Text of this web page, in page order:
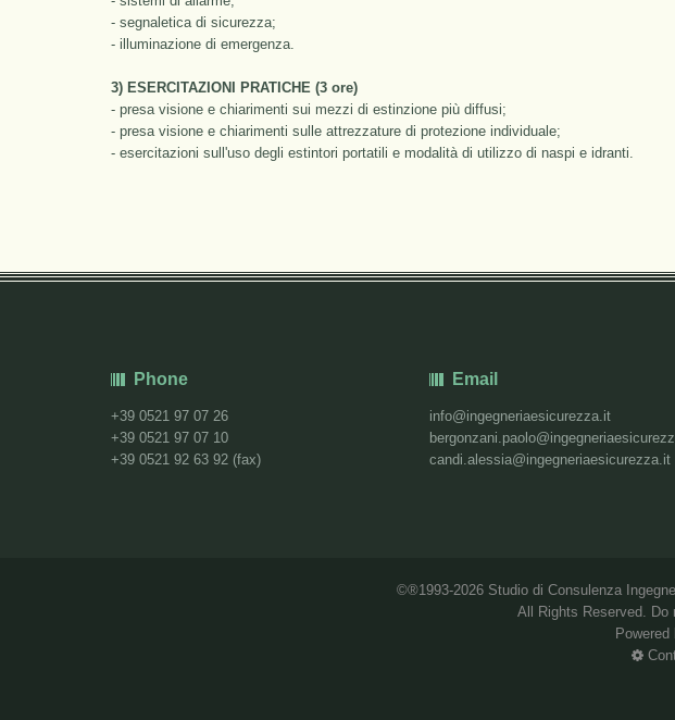
- segnaletica di sicurezza;
- illuminazione di emergenza.
3) ESERCITAZIONI PRATICHE (3 ore)
- presa visione e chiarimenti sui mezzi di estinzione più diffusi;
- presa visione e chiarimenti sulle attrezzature di protezione individuale;
- esercitazioni sull'uso degli estintori portatili e modalità di utilizzo di naspi e idranti.
Phone
+39 0521 97 07 26
+39 0521 97 07 10
+39 0521 92 63 92 (fax)
Email
info@ingegneriaesicurezza.it
candi.alessia@ingegneriaesicurezza.it
©®1993-2026 Studio di Consulenza
All Rights Reserved. Do
Powered